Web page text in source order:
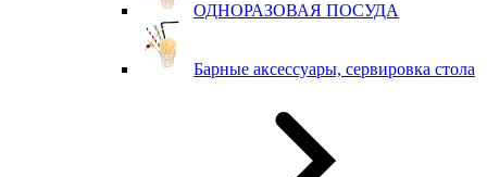
ОДНОРАЗОВАЯ ПОСУДА
Барные аксессуары, сервировка стола